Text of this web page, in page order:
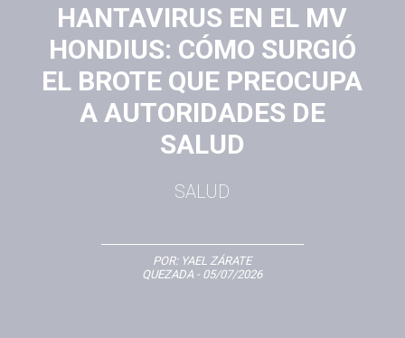
HANTAVIRUS EN EL MV
HONDIUS: CÓMO SURGIÓ
EL BROTE QUE PREOCUPA
A AUTORIDADES DE
SALUD
SALUD
POR: YAEL ZÁRATE
QUEZADA - 05/07/2026